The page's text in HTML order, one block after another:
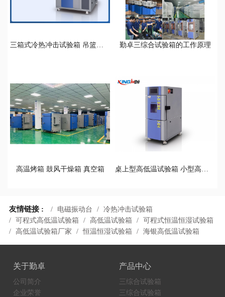
三箱式冷热冲击试验箱 吊篮式冷热冲击试验箱 勤卓三综合试验箱的工作原理
高温烤箱 鼓风干燥箱 真空箱 桌上型高低温试验箱 小型高低温循环试验箱
友情链接 : 电磁振动台
冷热冲击试验箱
可程式高低温试验箱
高低温试验箱
可程式恒温恒湿试验箱
高低温试验箱厂家
恒温恒湿试验箱 海银高低温试验箱
关于勤卓
公司简介
企业荣誉
产品中心
三综合试验箱
三综合试验箱